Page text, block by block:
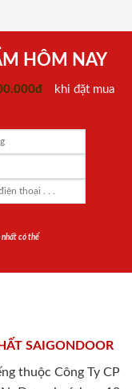
HÔM NAY
khi đặt mua
nhất có thể
SAIGONDOOR
thuộc Công Ty CP